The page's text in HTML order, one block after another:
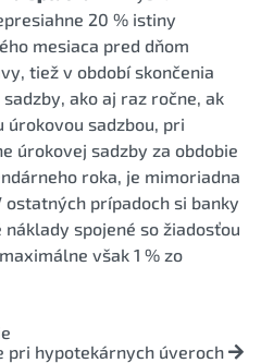
20 % istiny
mesiaca pred dňom
tiež v období skončenia
ako aj raz ročne, ak
úrokovou sadzbou, pri
úrokovej sadzby za obdobie
roka, je mimoriadna
prípadoch si banky
spojené so žiadosťou
však 1 % zo
pri hypotekárnych úveroch